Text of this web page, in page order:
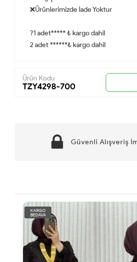
❌Ürünlerimizde İade Yoktur
?1 adet***** ₺ kargo dahil
2 adet ******₺ kargo dahil
Ürün Kodu
TZY4298-700
Güvenli Alışveriş
KARGO
BEDAVA